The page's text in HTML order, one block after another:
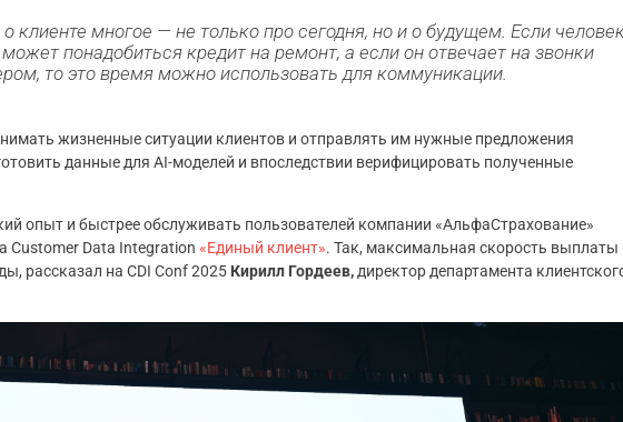
многое — не только про сегодня, но и о будущем. Если
понадобиться кредит на ремонт, а если он отвечает на звонки
то это время можно использовать для коммуникации.
жизненные ситуации клиентов и отправлять им нужные предложения
данные для AI-моделей и впоследствии верифицировать полученные
опыт и быстрее обслуживать пользователей компании «АльфаСтрахование»
Customer Data Integration «Единый клиент». Так, максимальная скорость выплаты
рассказал на CDI Conf 2025 Кирилл Гордеев,директор департамента